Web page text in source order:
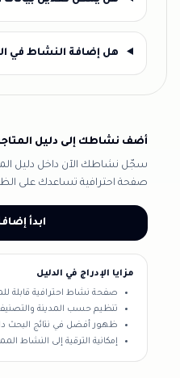
هل إضافة النشاط في
أضف نشاطك إلى دليل
سجّل نشاطك الآن داخل دليل
صفحة احترافية تساعدك على
ابدأ
مزايا الإدراج في الدليل
صفحة نشاط احترافية قابلة
تنظيم حسب المدينة
ظهور أفضل في نتائج البحث
إمكانية الترقية إلى النشاط